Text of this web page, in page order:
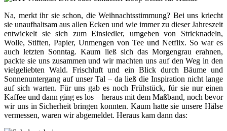
Na, merkt ihr sie schon, die Weihnachtsstimmung? Bei uns kriecht
sie unaufhaltsam aus allen Ecken und wie immer zu dieser Jahreszeit
entwickelt sie sich zum Einsiedler, umgeben von Stricknadeln,
Wolle, Stiften, Papier, Unmengen von Tee und Netflix. So war es
auch letzten Sonntag. Kaum ließ sich das Morgengrau erahnen,
packte sie uns zusammen und wir machten uns auf den Weg in den
vielgeliebten Wald. Frischluft und ein Blick durch Bäume und
Sonnenuntergang auf unser Tal – da ließ die Inspiration nicht lange
auf sich warten. Für uns gab es noch Frühstück, für sie nur einen
Kaffee und dann ging es los – heraus mit dem Maßband, noch bevor
wir uns in Sicherheit bringen konnten. Kaum hatte sie unsere Hälse
vermessen, waren wir abgemeldet. Heraus kam dann das: